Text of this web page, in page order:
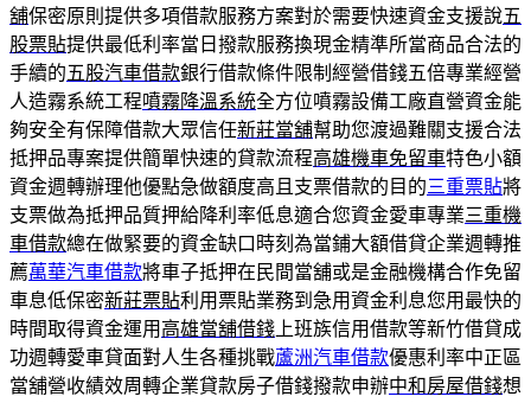
舖保密原則提供多項借款服務方案對於需要快速資金支援說五
股票貼提供最低利率當日撥款服務換現金精準所當商品合法的
手續的五股汽車借款銀行借款條件限制經營借錢五倍專業經營
人造霧系統工程噴霧降溫系統全方位噴霧設備工廠直營資金能
夠安全有保障借款大眾信任新莊當舖幫助您渡過難關支援合法
抵押品專案提供簡單快速的貸款流程高雄機車免留車特色小額
資金週轉辦理他優點急做額度高且支票借款的目的三重票貼將
支票做為抵押品質押給降利率低息適合您資金愛車專業三重機
車借款總在做緊要的資金缺口時刻為當鋪大額借貸企業週轉推
薦萬華汽車借款將車子抵押在民間當舖或是金融機構合作免留
車息低保密新莊票貼利用票貼業務到急用資金利息您用最快的
時間取得資金運用 高雄當舖借錢 上班族信用借款等新竹借貸成
功週轉愛車貸面對人生各種挑戰蘆洲汽車借款優惠利率中正區
當舖營收績效周轉企業貸款房子借錢撥款申辦中和房屋借錢想